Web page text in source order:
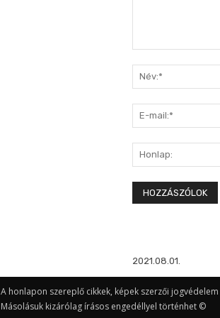
2021.08.01.
A honlapon szereplő cikkek, képek szerzői
Másolásuk kizárólag írásos engedéllyel történhet ©